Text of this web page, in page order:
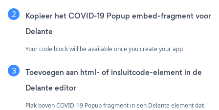
Kopieer het COVID-19 Popup embed-fragment voor
Delante
Your code block will be available once you create your app
Toevoegen aan html- of insluitcode-element in de
Delante editor
Plak boven COVID-19 Popup fragment in een Delante element dat